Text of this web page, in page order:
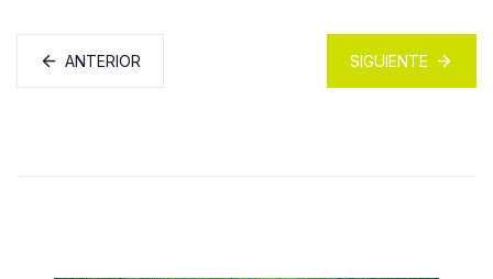
ANTERIOR SIGUIENTE